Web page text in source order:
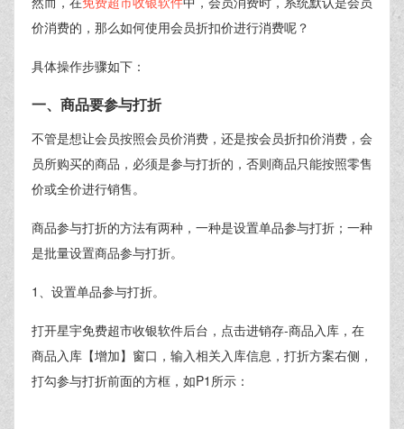
价消费的，那么如何使用会员折扣价进行消费呢？
具体操作步骤如下：
一、商品要参与打折
不管是想让会员按照会员价消费，还是按会员折扣价消费，会
员所购买的商品，必须是参与打折的，否则商品只能按照零售
价或全价进行销售。
商品参与打折的方法有两种，一种是设置单品参与打折；一种
是批量设置商品参与打折。
1、设置单品参与打折。
打开星宇免费超市收银软件后台，点击进销存-商品入库，在
商品入库【增加】窗口，输入相关入库信息，打折方案右侧，
打勾参与打折前面的方框，如P1所示：